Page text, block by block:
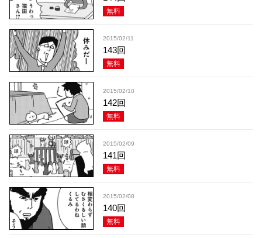
無料
2015/02/11
143回
無料
2015/02/10
142回
無料
2015/02/09
141回
無料
2015/02/08
140回
無料